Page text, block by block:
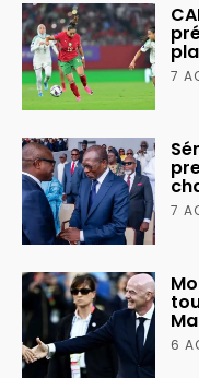
7
7
6